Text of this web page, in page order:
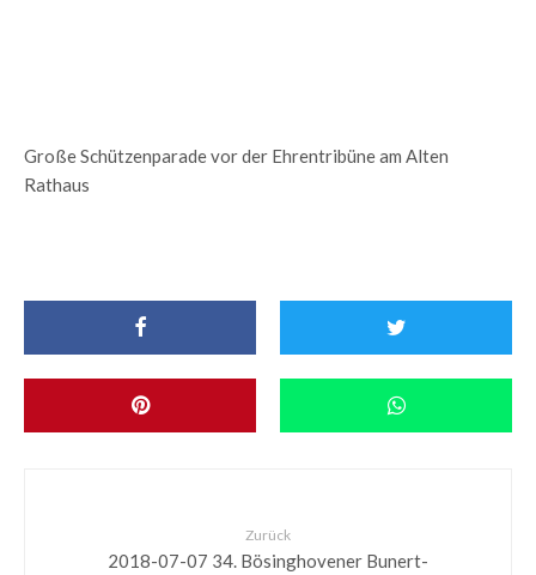
Große Schützenparade vor der Ehrentribüne am Alten
Rathaus
Zurück
2018-07-07 34. Bösinghovener Bunert-